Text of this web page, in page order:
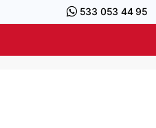
533 053 44 95